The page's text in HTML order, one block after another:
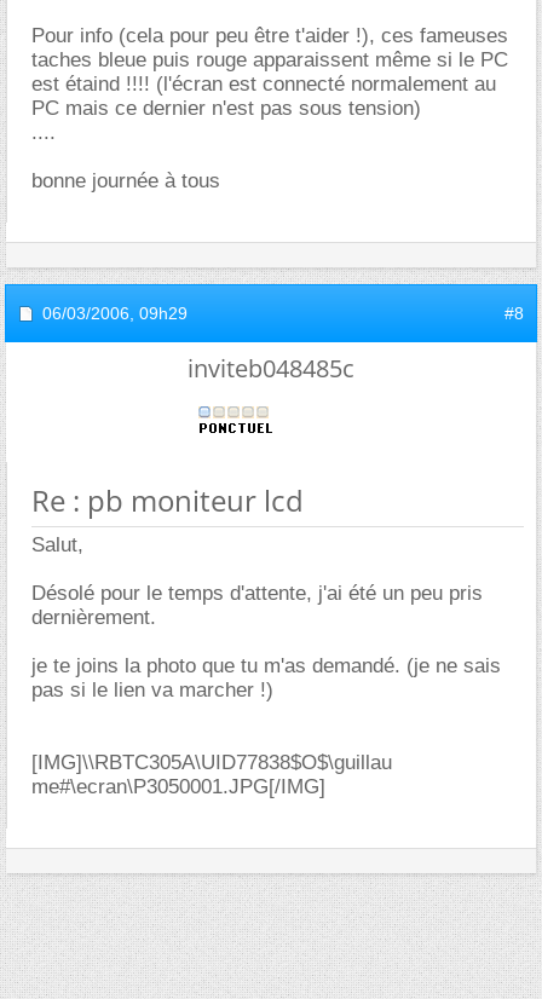
Pour info (cela pour peu être t'aider !), ces fameuses
taches bleue puis rouge apparaissent même si le PC
est étaind !!!! (l'écran est connecté normalement au
PC mais ce dernier n'est pas sous tension)
....
bonne journée à tous
06/03/2006, 09h29 #8
inviteb048485c
Re : pb moniteur lcd
Salut,
Désolé pour le temps d'attente, j'ai été un peu pris
dernièrement.
je te joins la photo que tu m'as demandé. (je ne sais
pas si le lien va marcher !)
[IMG]\\RBTC305A\UID77838$O$\guillau
me#\ecran\P3050001.JPG[/IMG]